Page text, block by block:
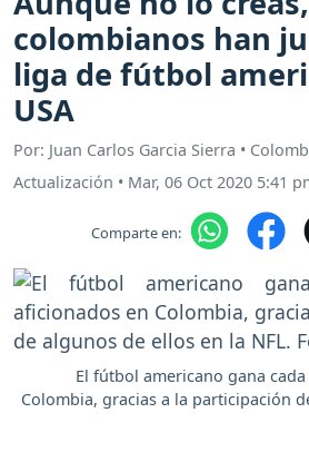
colombianos han
liga de fútbol
USA
Por: Juan Carlos Garcia Sierra •
Actualización • Mar, 06 Oct 2020 5:41
Comparte en:
El fútbol americano gana
Colombia, gracias a la participación